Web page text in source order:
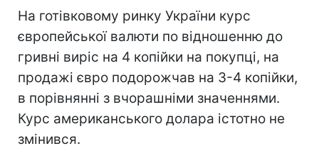
На готівковому ринку України курс
європейської валюти по відношенню до
гривні виріс на 4 копійки на покупці, на
продажі євро подорожчав на 3-4 копійки,
в порівнянні з вчорашніми значеннями.
Курс американського долара істотно не
змінився.